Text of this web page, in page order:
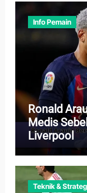
Info Pemain
Ronald
Medis
Liverpool
Teknik &